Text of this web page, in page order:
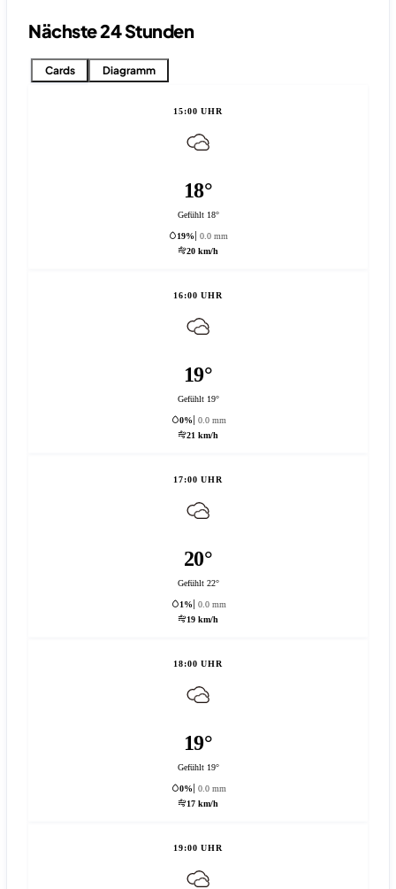
Nächste 24 Stunden
Cards Diagramm
15:00 UHR
18°
Gefühlt 18°
19%
0.0 mm
20 km/h
16:00 UHR
19°
Gefühlt 19°
0%
0.0 mm
21 km/h
17:00 UHR
20°
Gefühlt 22°
1%
0.0 mm
19 km/h
18:00 UHR
19°
Gefühlt 19°
0%
0.0 mm
17 km/h
19:00 UHR